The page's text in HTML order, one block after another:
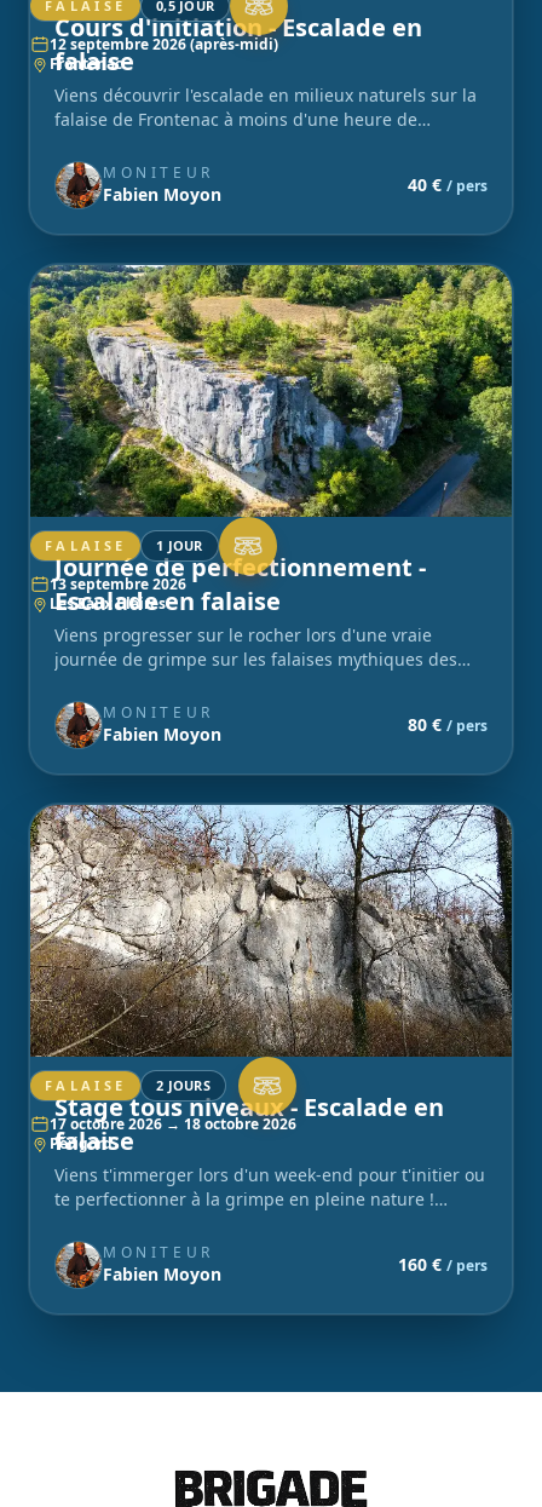
FALAISE 0,5 JOUR
12 septembre 2026 (après-midi)
Frontenac
Cours d'initiation - Escalade en
falaise
Viens découvrir l'escalade en milieux naturels sur la
falaise de Frontenac à moins d'une heure de
inclus.MONITEUR
Fabien Moyon 40 € / pers
FALAISE 1 JOUR
13 septembre 2026
Les Eaux Claires
Journée de perfectionnement -
Escalade en falaise
Viens progresser sur le rocher lors d'une vraie
journée de grimpe sur les falaises mythiques des
MONITEUR
Fabien Moyon 80 € / pers
FALAISE 2 JOURS
17 octobre 2026 → 18 octobre 2026
Périgord
Stage tous niveaux - Escalade en
falaise
Viens t'immerger lors d'un week-end pour t'initier ou
te perfectionner à la grimpe en pleine nature !
MONITEUR
Fabien Moyon 160 € / pers